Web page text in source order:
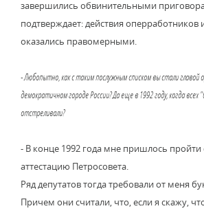
завершились обвинительными
подтверждает: действия оперработников
оказались правомерными.
- Любопытно, как с таким послужным списком вы стали главой
демократичном городе России? Да еще в 1992 году, когда
отстреливали?
- В конце 1992 года мне пришлось пройти
аттестацию Петросовета.
Ряд депутатов тогда требовали от меня
Причем они считали, что, если я скажу,